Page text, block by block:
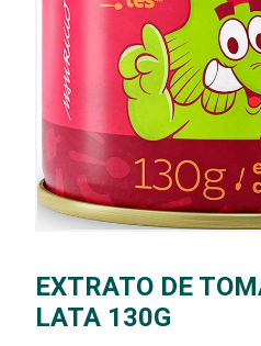
EXTRATO DE
LATA 130G